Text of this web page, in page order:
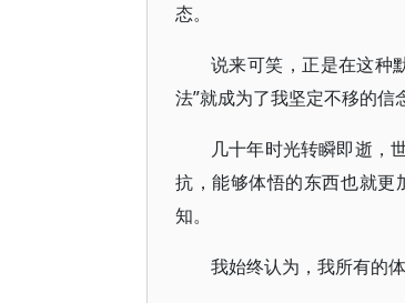
态。
说来可笑，正是在这种
法”就成为了我坚定不移的信
几十年时光转瞬即逝，
抗，能够体悟的东西也就更
知。
我始终认为，我所有的